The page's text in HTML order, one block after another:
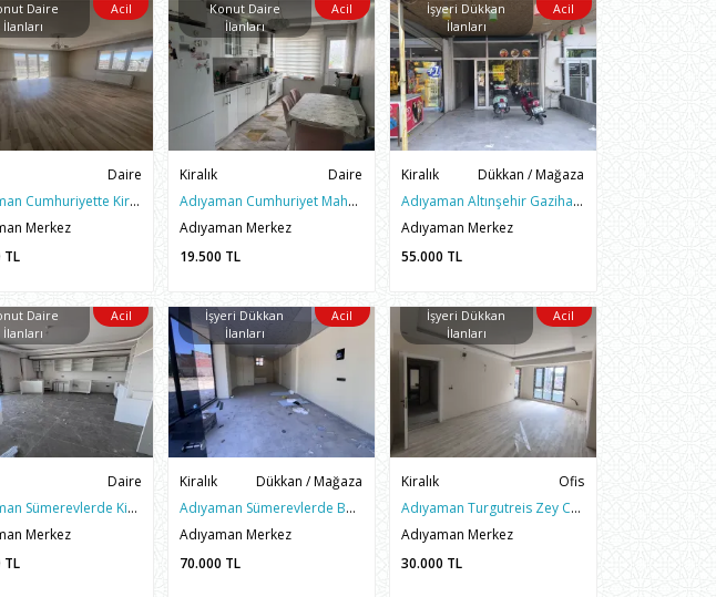
Daire
İlanları
Acil
Daire
Adıyaman Cumhuriyette Kiralık 3+1 170M2 Daire
Merkez
TL
Konut Daire
İlanları
Acil
Kiralık
Daire
Adıyaman Cumhuriyet Mahallesinde 3. Çevreyolu Kiralık Daire
Adıyaman Merkez
19.500 TL
İşyeri Dükkan
İlanları
Acil
Kiralık
Dükkan / Mağaza
Adıyaman Altınşehir Gazihan Cad. Cepheli Kiralık Dükkan
Adıyaman Merkez
55.000 TL
Daire
İlanları
Acil
Daire
Adıyaman Sümerevlerde Kiralık Belediye Karşısı 145m2 Daire
Merkez
TL
İşyeri Dükkan
İlanları
Acil
Kiralık
Dükkan / Mağaza
Adıyaman Sümerevlerde Belediye Karşısı 43m2 Kiralık İş yeri
Adıyaman Merkez
70.000 TL
İşyeri Dükkan
İlanları
Acil
Kiralık
Ofis
Adıyaman Turgutreis Zey Caddesinde Kiralık 3+0 Sıfır Ofis
Adıyaman Merkez
30.000 TL